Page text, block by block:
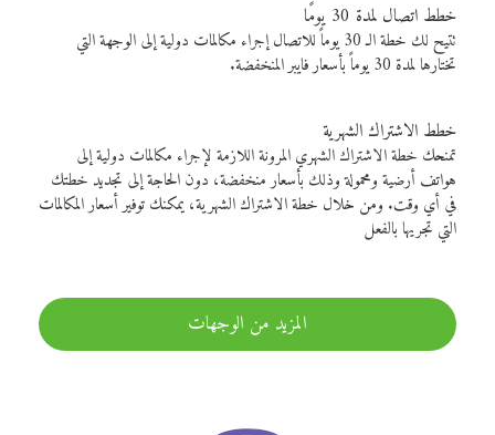
خطط اتصال لمدة 30 يومًا
تتيح لك خطة الـ 30 يوماً للاتصال إجراء مكالمات دولية إلى الوجهة التي
تختارها لمدة 30 يوماً بأسعار فايبر المنخفضة.
خطط الاشتراك الشهرية
تمنحك خطة الاشتراك الشهري المرونة اللازمة لإجراء مكالمات دولية إلى
هواتف أرضية ومحمولة وذلك بأسعار منخفضة، دون الحاجة إلى تجديد خطتك
في أي وقت. ومن خلال خطة الاشتراك الشهرية، يمكنك توفير أسعار المكالمات
التي تجريها بالفعل
المزيد من الوجهات